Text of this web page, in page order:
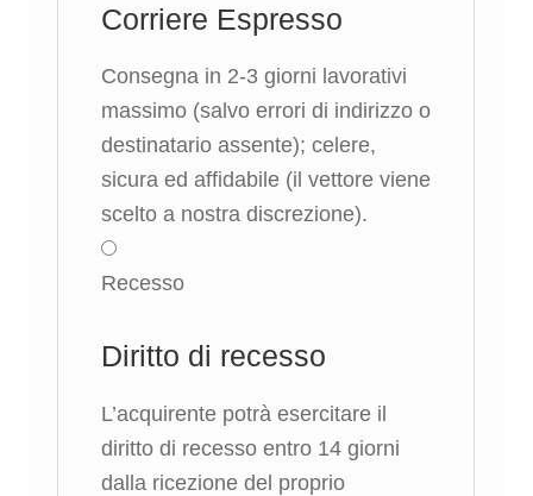
Corriere Espresso
Consegna in 2-3 giorni lavorativi
massimo (salvo errori di indirizzo o
destinatario assente); celere,
sicura ed affidabile (il vettore viene
scelto a nostra discrezione).
Recesso
Diritto di recesso
L’acquirente potrà esercitare il
diritto di recesso entro 14 giorni
dalla ricezione del proprio